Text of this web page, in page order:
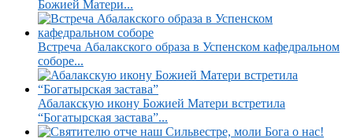
Божией Матери...
Встреча Абалакского образа в Успенском кафедральном
соборе...
Абалакскую икону Божией Матери встретила
“Богатырская застава”...